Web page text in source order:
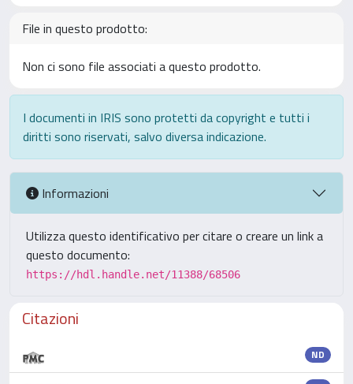
File in questo prodotto:
Non ci sono file associati a questo prodotto.
I documenti in IRIS sono protetti da copyright e tutti i
diritti sono riservati, salvo diversa indicazione.
Informazioni
Utilizza questo identificativo per citare o creare un link a
questo documento:
https://hdl.handle.net/11388/68506
Citazioni
ND